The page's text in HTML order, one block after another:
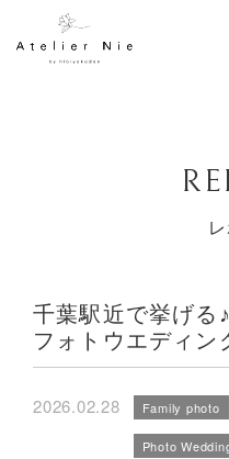
千葉駅近で挙げ
フォトウエディ
2026.02.28 Family photo
Photo